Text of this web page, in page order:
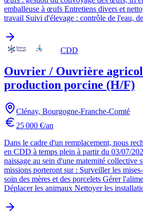
emballeuse à œufs Entretiens divers et
travail Suivi d'élevage : contrôle de l'eau,
CDD
Ouvrier / Ouvrière
production porcine (H/F)
Clénay, Bourgogne-Franche-Comté
25 000 €/an
Dans le cadre d'un remplacement, nous
en CDD à temps plein à partir du 03/07/
naissage au sein d'une maternité collective
missions porteront sur : Surveiller les
soin des mères et des porcelets Gérer
Déplacer les animaux Nettoyer les